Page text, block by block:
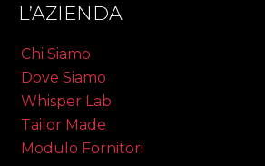
L’AZIENDA
Chi Siamo
Dove Siamo
Whisper Lab
Tailor Made
Modulo Fornitori